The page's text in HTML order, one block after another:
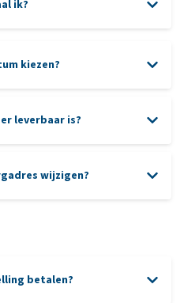
ik?
kiezen?
leverbaar is?
wijzigen?
betalen?